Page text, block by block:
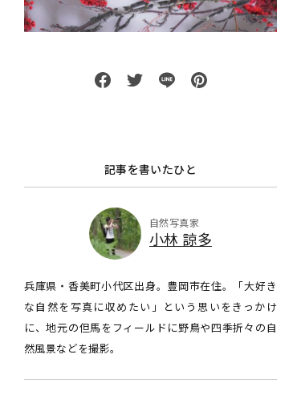
記事を書いたひと
自然写真家
小林 諒多
兵庫県・香美町小代区出身。豊岡市在住。「大好き
な自然を写真に収めたい」という思いをきっかけ
に、地元の但馬をフィールドに野鳥や四季折々の自
然風景などを撮影。